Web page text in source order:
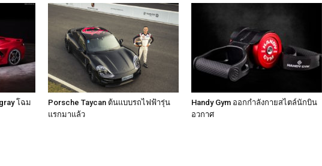
โฉม
Porsche Taycan ต้นแบบรถไฟฟ้ารุ่น
แรกมาแล้ว
Handy Gym ออกกำลังกายสไตล์นักบิน
อวกาศ